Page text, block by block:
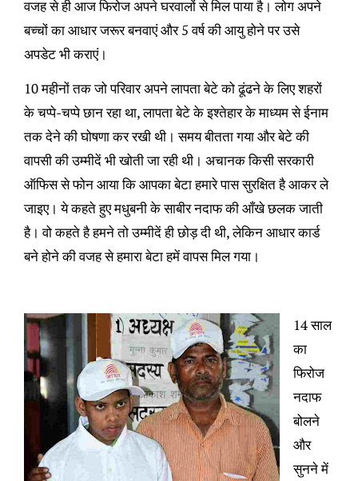
वजह से ही आज फिरोज अपने घरवालों से मिल पाया है। लोग अपने
बच्चों का आधार जरूर बनवाएं और 5 वर्ष की आयु होने पर उसे
अपडेट भी कराएं।
10 महीनों तक जो परिवार अपने लापता बेटे को ढूंढने के लिए शहरों
के चप्पे-चप्पे छान रहा था, लापता बेटे के इश्तेहार के माध्यम से ईनाम
तक देने की घोषणा कर रखी थी। समय बीतता गया और बेटे की
वापसी की उम्मीदें भी खोती जा रही थी। अचानक किसी सरकारी
ऑफिस से फोन आया कि आपका बेटा हमारे पास सुरक्षित है आकर ले
जाइए। ये कहते हुए मधुबनी के साबीर नदाफ की आँखे छलक जाती
है। वो कहते है हमने तो उम्मीदें ही छोड़ दी थी, लेकिन आधार कार्ड
बने होने की वजह से हमारा बेटा हमें वापस मिल गया।
14 साल
का
फिरोज
नदाफ
बोलने
और
सुनने में